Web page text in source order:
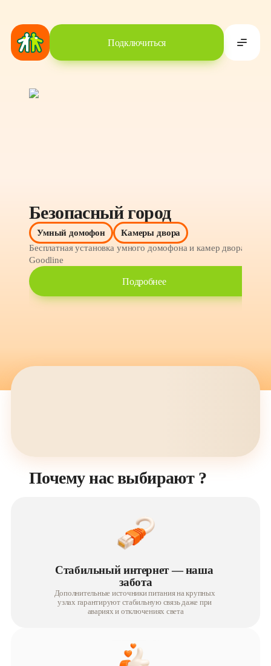
Подключиться
Безопасный город
Умный домофон
Камеры двора
Бесплатная установка умного домофона и камер двора от
Goodline
Подробнее
Почему нас выбирают ?
Стабильный интернет — наша
забота
Дополнительные источники питания на крупных
узлах гарантируют стабильную связь даже при
авариях и отключениях света